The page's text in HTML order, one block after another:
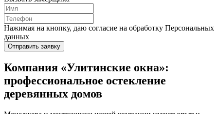
Нажимая на кнопку, даю согласие на обработку Персональных
данных
Отправить заявку
Компания «Улитинские окна»:
профессиональное остекление
деревянных домов